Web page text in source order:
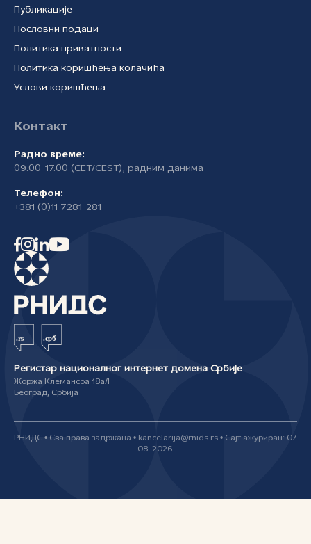
Публикације
Пословни подаци
Политика приватности
Политика коришћења колачића
Услови коришћења
Контакт
Радно време:
09.00-17.00 (CET/CEST), радним данима
Телефон:
+381 (0)11 7281-281
Регистар националног интернет домена Србије
Жоржа Клемансоа 18а/I
Београд, Србија
РНИДС • Сва права задржана • kancelarija@rnids.rs • Сајт ажуриран: 07.
08. 2026.